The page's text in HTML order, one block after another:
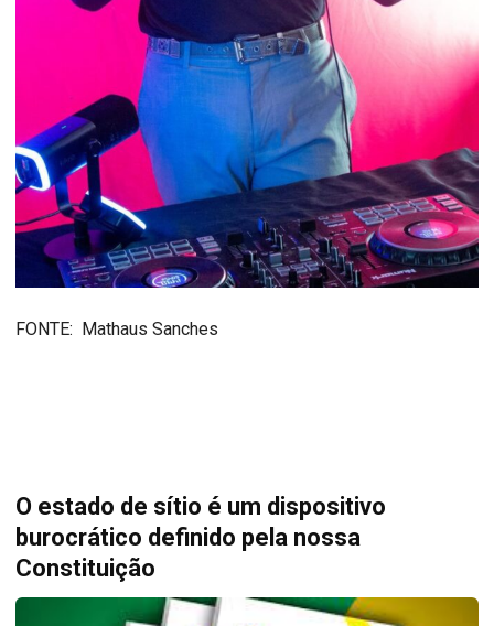
FONTE: Mathaus Sanches
O estado de sítio é um dispositivo
burocrático definido pela nossa
Constituição